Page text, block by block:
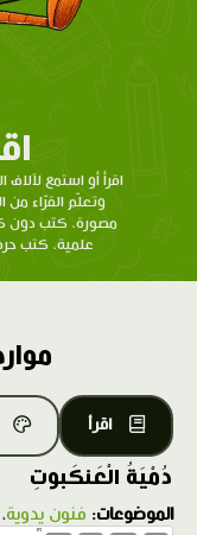
اقرأ أو استمع
وتعلّم القرّاء
مصورة، كتب دون
علمية، كتب
اقرأ
دُمْيَةُ الْعَنكَبوتِ
الموضوعات: فنون يدوية،